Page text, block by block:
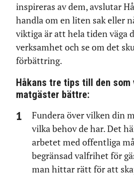
inspireras av dem, avslutar
handla om en liten sak eller
viktiga är att hela tiden väga
verksamhet och se om det
förbättring.
Håkans tre tips till den
matgäster bättre:
Fundera över vilken din
vilka behov de har. Det
arbetet med offentliga
begränsad valfrihet för
man hittar rätt för att